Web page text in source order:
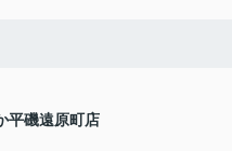
平磯遠原町店